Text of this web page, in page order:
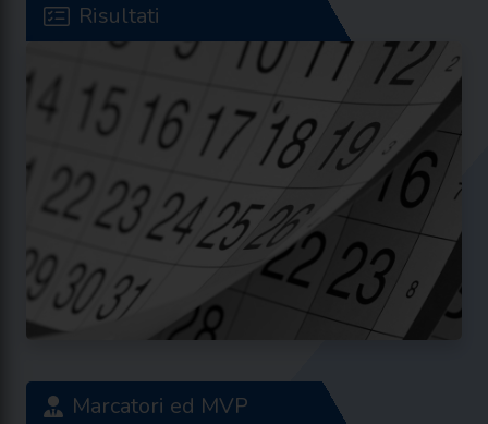
Risultati
Marcatori ed MVP